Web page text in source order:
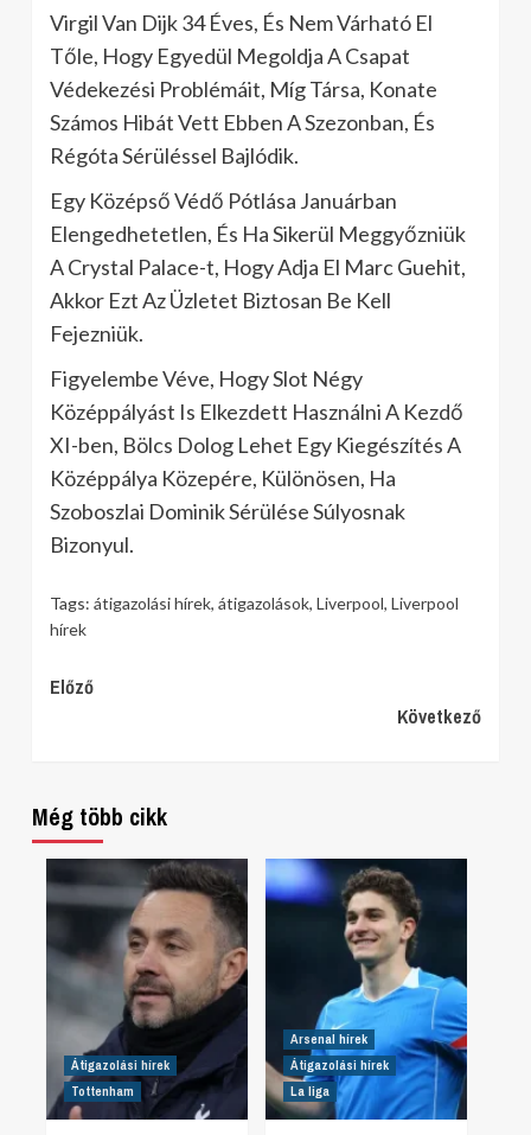
Virgil Van Dijk 34 Éves, És Nem Várható El
Tőle, Hogy Egyedül Megoldja A Csapat
Védekezési Problémáit, Míg Társa, Konate
Számos Hibát Vett Ebben A Szezonban, És
Régóta Sérüléssel Bajlódik.
Egy Középső Védő Pótlása Januárban
Elengedhetetlen, És Ha Sikerül Meggyőzniük
A Crystal Palace-t, Hogy Adja El Marc Guehit,
Akkor Ezt Az Üzletet Biztosan Be Kell
Fejezniük.
Figyelembe Véve, Hogy Slot Négy
Középpályást Is Elkezdett Használni A Kezdő
XI-ben, Bölcs Dolog Lehet Egy Kiegészítés A
Középpálya Közepére, Különösen, Ha
Szoboszlai Dominik Sérülése Súlyosnak
Bizonyul.
Tags: átigazolási hírek, átigazolások, Liverpool, Liverpool
hírek
Continue
Előző
Következő
Még több cikk
Átigazolási hírek
Tottenham
Arsenal hírek
Átigazolási hírek
La liga